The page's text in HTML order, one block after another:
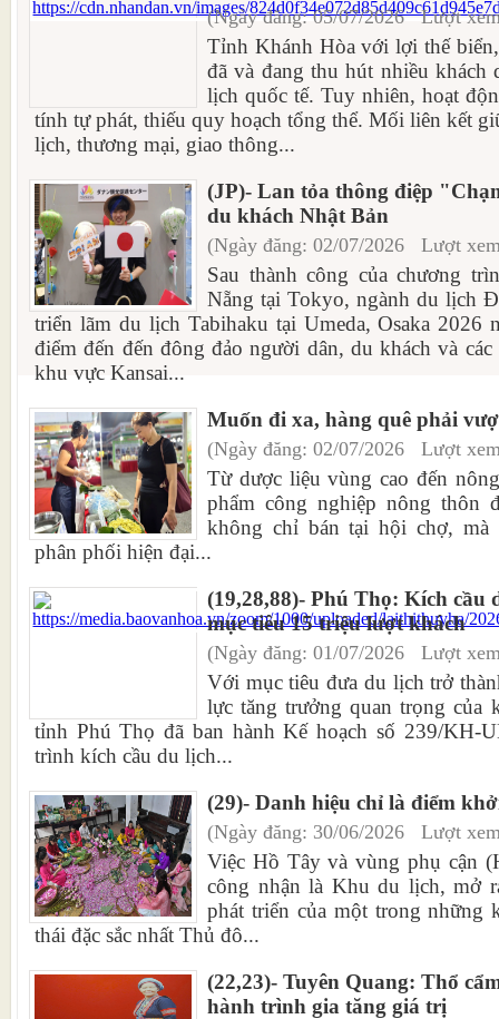
(Ngày đăng: 05/07/2026 Lượt
Tỉnh Khánh Hòa với lợi thế
đã và đang thu hút nhiều khách
lịch quốc tế. Tuy nhiên, hoạt
tính tự phát, thiếu quy hoạch tổng thể. Mối liên kết
lịch, thương mại, giao thông...
(JP)- Lan tỏa thông điệp
du khách Nhật Bản
(Ngày đăng: 02/07/2026 Lượt
Sau thành công của chương
Nẵng tại Tokyo, ngành du lịch
triển lãm du lịch Tabihaku tại Umeda, Osaka 2026
điểm đến đến đông đảo người dân, du khách và
khu vực Kansai...
Muốn đi xa, hàng quê phải
(Ngày đăng: 02/07/2026 Lượt
Từ dược liệu vùng cao đến
phẩm công nghiệp nông thôn
không chỉ bán tại hội chợ, mà
phân phối hiện đại...
(19,28,88)- Phú Thọ: Kích cầu
mục tiêu 15 triệu lượt khách
(Ngày đăng: 01/07/2026 Lượt
Với mục tiêu đưa du lịch trở
lực tăng trưởng quan trọng
tỉnh Phú Thọ đã ban hành Kế hoạch số 239/KH-
trình kích cầu du lịch...
(29)- Danh hiệu chỉ là điểm
(Ngày đăng: 30/06/2026 Lượt
Việc Hồ Tây và vùng phụ cận
công nhận là Khu du lịch, mở
phát triển của một trong những
thái đặc sắc nhất Thủ đô...
(22,23)- Tuyên Quang: Thổ
hành trình gia tăng giá trị